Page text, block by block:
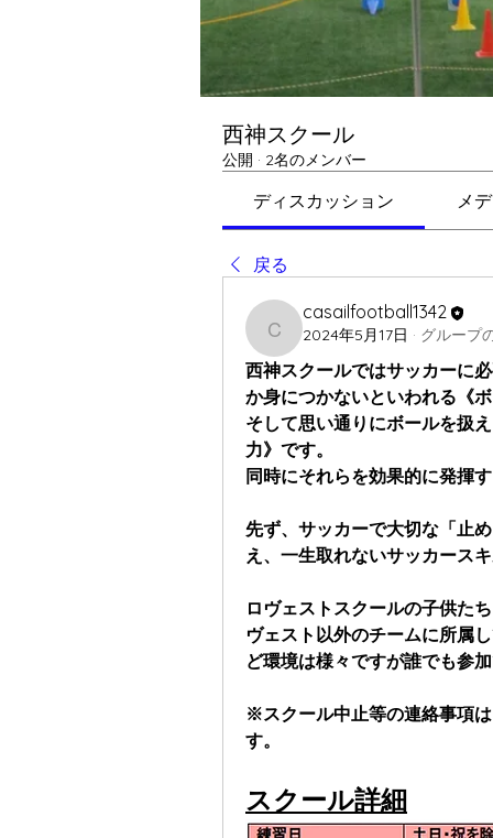
西神スクール
公開 · 2名のメンバー
ディスカッション メ
戻る
casailfootball1342
casailfootball1342
2024年5月17日 · グループ
西神スクールではサッカーに
か身につかないといわれる《
そして思い通りにボールを扱
力》​です。
同時にそれらを効果的に発揮
先ず、サッカーで大切な「止
え、一生取れないサッカース
ロヴェストスクールの子供た
ヴェスト以外のチームに所属
ど環境は様々ですが誰でも参
※スクール中止等の連絡事項
す。
スクール詳細